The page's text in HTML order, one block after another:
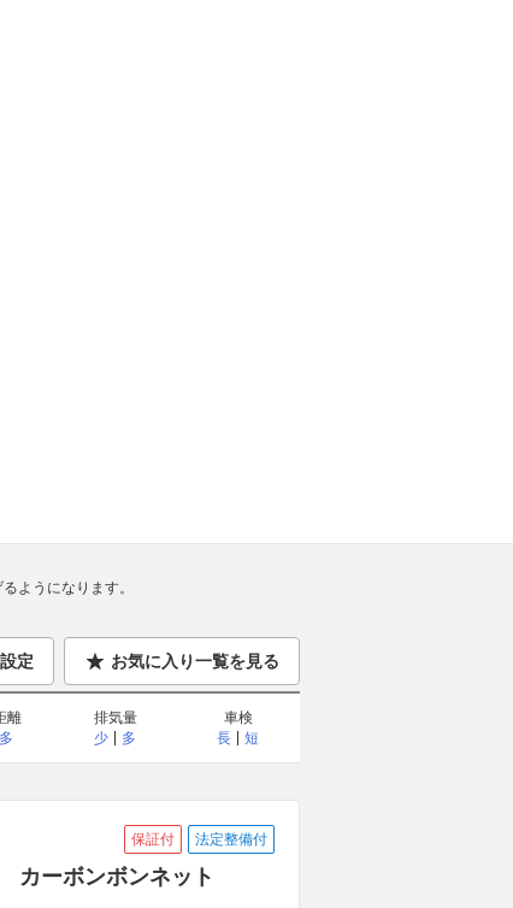
ようになります。
定 お気に入り一覧を見る
離
多
排気量
少
多
車検
長
短
保証付 法定整備付
カーボンボンネット